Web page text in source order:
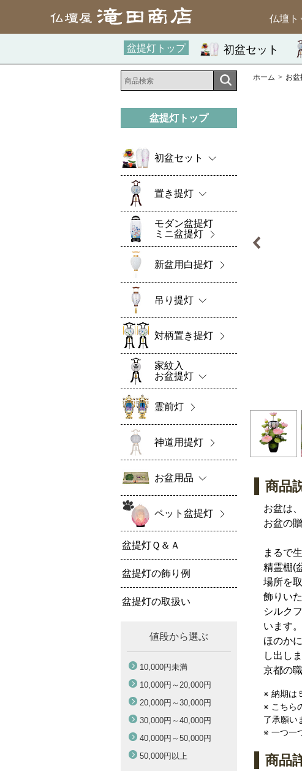
仏壇ト
盆提灯トップ 初盆セット
ホーム お盆
商品
お盆は
お盆の
まるで
精霊棚(
場所を
飾りい
シルク
います。
ほのか
し出しま
京都の
※ 納期は
※ こちら
了承願い
※ 一つ一
商品
盆提灯トップ
初盆セット
置き提灯
モダン盆提灯
ミニ盆提灯
新盆用白提灯
吊り提灯
対柄置き提灯
家紋入
お盆提灯
霊前灯
神道用提灯
お盆用品
ペット盆提灯
盆提灯Ｑ＆Ａ
盆提灯の飾り例
盆提灯の取扱い
値段から選ぶ
10,000円未満
10,000円～ 20,000円
20,000円～ 30,000円
30,000円～ 40,000円
40,000円～ 50,000円
50,000円 以上